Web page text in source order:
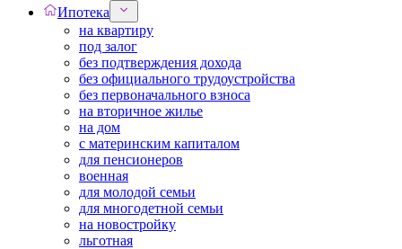
Ипотека
на квартиру
под залог
без подтверждения дохода
без официального трудоустройства
без первоначального взноса
на вторичное жилье
на дом
с материнским капиталом
для пенсионеров
военная
для молодой семьи
для многодетной семьи
на новостройку
льготная